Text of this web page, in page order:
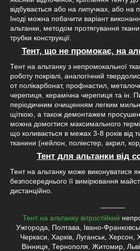
відбувається або на липучках, або на
Іноді можна побачити варіант
альтанки, методом протягування
трубки конструкції.
Тент, що не промокає, на
Тент на альтанку з непромокальної
роботу покрівлі, аналогічний
от полікарбонат, профнастил,
черепиця, керамічна черепиця та ін.
періодичним очищенням легким
щіткою, а також демонтажем
можна домогтися максимального
що коливається в межах 3-8 років від
тканини (нейлон, поліестер, акрил,
Тент для альтанки від
Тент на альтанку може виконуватися
безпосереднього її вимірювання
дистанційно.
Тент на альтанку вітростійкий
Ужгорода, Полтава, Івано-
Черкаси, Харків, Луганськ, Херсон,
Вінниця, Тернополя, Житомир,